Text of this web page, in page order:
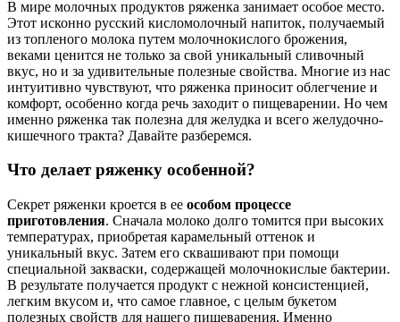
В мире молочных продуктов ряженка занимает особое место.
Этот исконно русский кисломолочный напиток, получаемый
из топленого молока путем молочнокислого брожения,
веками ценится не только за свой уникальный сливочный
вкус, но и за удивительные полезные свойства. Многие из нас
интуитивно чувствуют, что ряженка приносит облегчение и
комфорт, особенно когда речь заходит о пищеварении. Но чем
именно ряженка так полезна для желудка и всего желудочно-
кишечного тракта? Давайте разберемся.
Что делает ряженку особенной?
Секрет ряженки кроется в ее особом процессе
приготовления. Сначала молоко долго томится при высоких
температурах, приобретая карамельный оттенок и
уникальный вкус. Затем его сквашивают при помощи
специальной закваски, содержащей молочнокислые бактерии.
В результате получается продукт с нежной консистенцией,
легким вкусом и, что самое главное, с целым букетом
полезных свойств для нашего пищеварения. Именно